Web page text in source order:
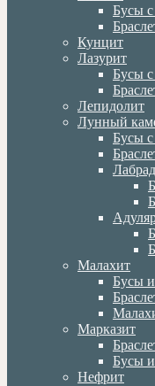
Бусы
Кунцит
Лазурит
Бусы
Лепидолит
Лунный
Бусы
Малахит
Бусы
Марказит
Бусы
Нефрит